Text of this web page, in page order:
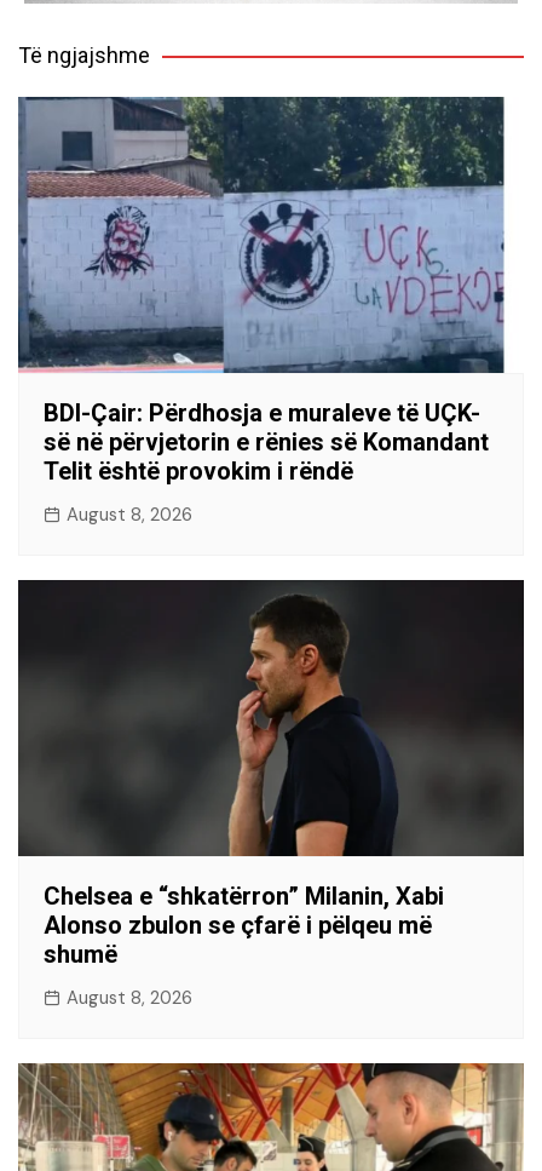
Të ngjajshme
BDI-Çair: Përdhosja e muraleve të UÇK-
së në përvjetorin e rënies së Komandant
Telit është provokim i rëndë
August 8, 2026
Chelsea e “shkatërron” Milanin, Xabi
Alonso zbulon se çfarë i pëlqeu më
shumë
August 8, 2026